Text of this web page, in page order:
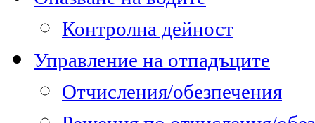
Контролна дейност
Управление на отпадъците
Отчисления/обезпечения